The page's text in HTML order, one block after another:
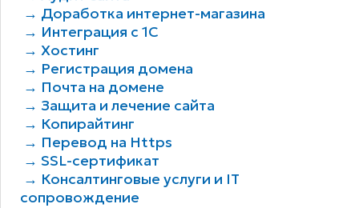
→ Доработка интернет-магазина
→ Интеграция с 1С
→ Хостинг
→ Регистрация домена
→ Почта на домене
→ Защита и лечение сайта
→ Копирайтинг
→ Перевод на Https
→ SSL-сертификат
→ Консалтинговые услуги и IT
сопровождение